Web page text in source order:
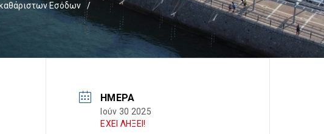
Εσόδων /
ΗΜΈΡΑ
Ιούν 30 2025
ΕΧΕΙ ΛΗΞΕΙ!